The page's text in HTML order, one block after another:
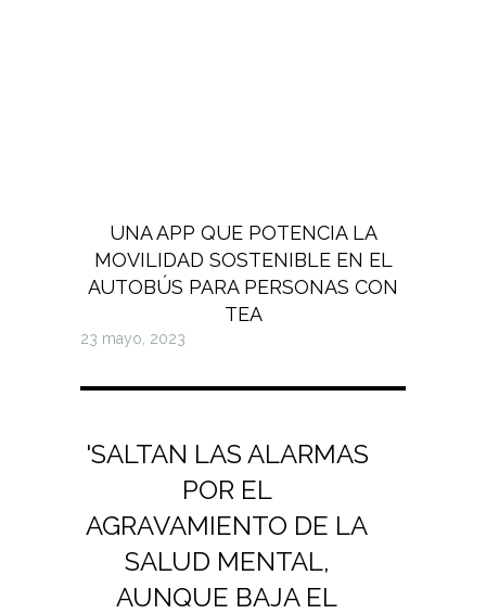
UNA APP QUE POTENCIA LA
MOVILIDAD SOSTENIBLE EN EL
AUTOBÚS PARA PERSONAS CON
TEA
23 mayo, 2023
'SALTAN LAS ALARMAS
POR EL
AGRAVAMIENTO DE LA
SALUD MENTAL,
AUNQUE BAJA EL